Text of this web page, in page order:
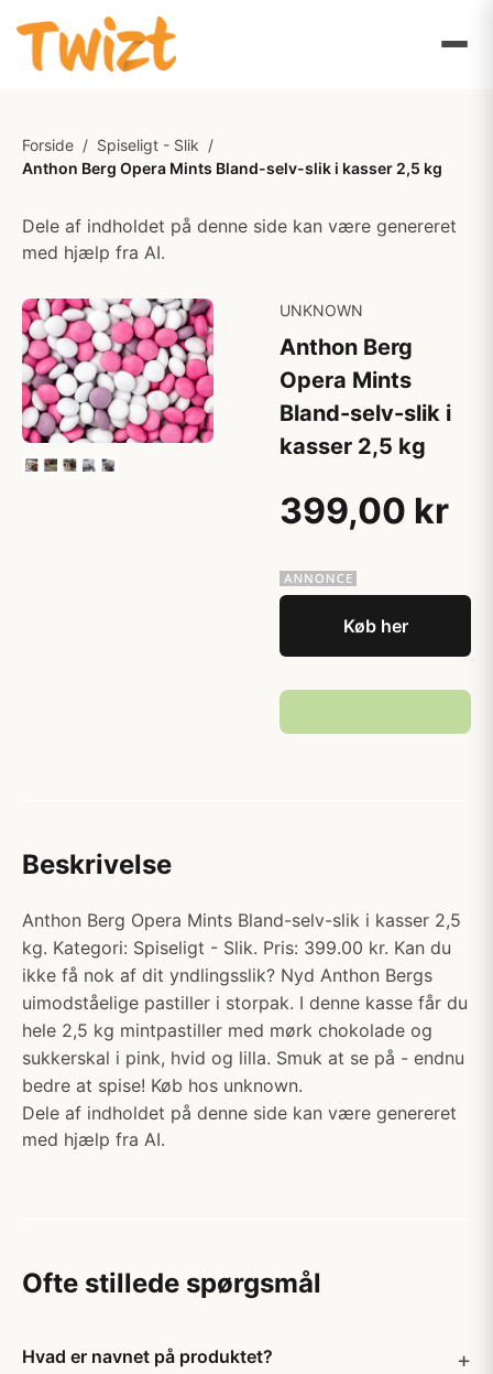
Forside / Spiseligt - Slik /
Anthon Berg Opera Mints Bland-selv-slik i kasser 2,5 kg
Dele af indholdet på denne side kan være genereret
med hjælp fra AI.
UNKNOWN
Anthon Berg
Opera Mints
Bland-selv-slik i
kasser 2,5 kg
399,00 kr
Køb her
Beskrivelse
Anthon Berg Opera Mints Bland-selv-slik i kasser 2,5
kg. Kategori: Spiseligt - Slik. Pris: 399.00 kr. Kan du
ikke få nok af dit yndlingsslik? Nyd Anthon Bergs
uimodståelige pastiller i storpak. I denne kasse får du
hele 2,5 kg mintpastiller med mørk chokolade og
sukkerskal i pink, hvid og lilla. Smuk at se på - endnu
bedre at spise! Køb hos unknown.
Dele af indholdet på denne side kan være genereret
med hjælp fra AI.
Ofte stillede spørgsmål
Hvad er navnet på produktet?